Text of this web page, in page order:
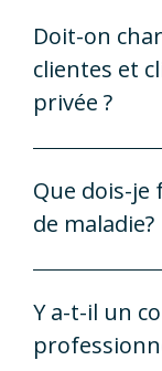
Doit-on
clientes et
privée ?
Que dois-je
de maladie?
Y a-t-il un